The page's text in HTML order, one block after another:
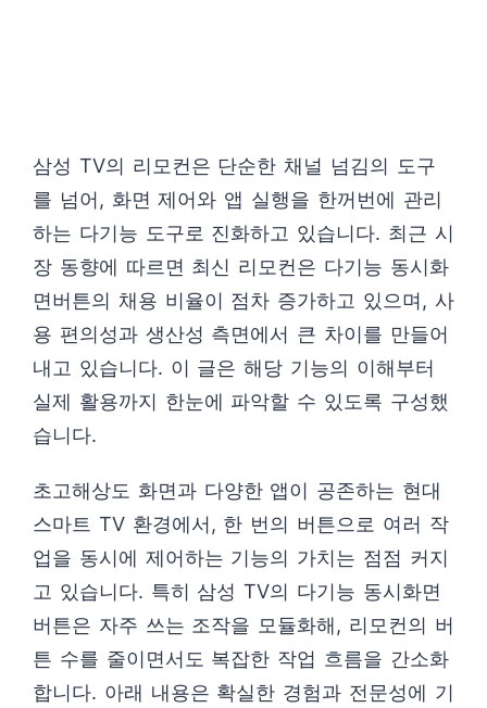
삼성 TV의 리모컨은 단순한 채널 넘김의 도구
를 넘어, 화면 제어와 앱 실행을 한꺼번에 관리
하는 다기능 도구로 진화하고 있습니다. 최근 시
장 동향에 따르면 최신 리모컨은 다기능 동시화
면버튼의 채용 비율이 점차 증가하고 있으며, 사
용 편의성과 생산성 측면에서 큰 차이를 만들어
내고 있습니다. 이 글은 해당 기능의 이해부터
실제 활용까지 한눈에 파악할 수 있도록 구성했
습니다.
초고해상도 화면과 다양한 앱이 공존하는 현대
스마트 TV 환경에서, 한 번의 버튼으로 여러 작
업을 동시에 제어하는 기능의 가치는 점점 커지
고 있습니다. 특히 삼성 TV의 다기능 동시화면
버튼은 자주 쓰는 조작을 모듈화해, 리모컨의 버
튼 수를 줄이면서도 복잡한 작업 흐름을 간소화
합니다. 아래 내용은 확실한 경험과 전문성에 기